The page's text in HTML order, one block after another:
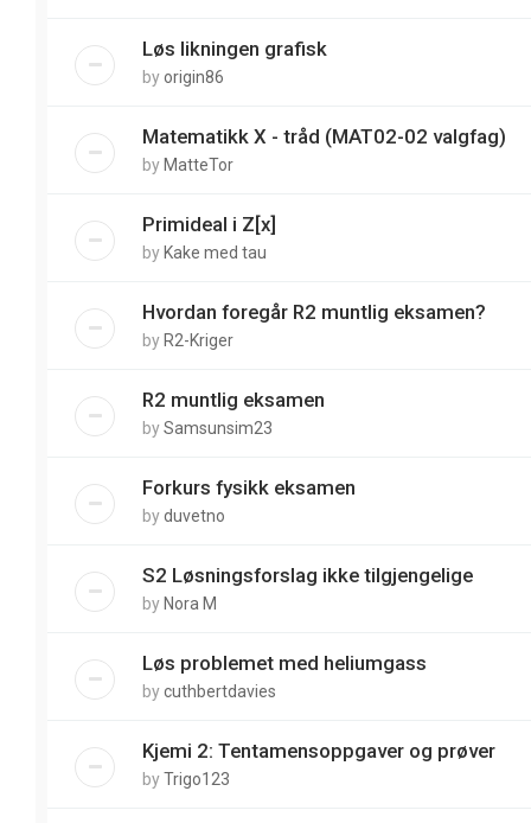
Løs likningen grafisk
byorigin86
Matematikk X - tråd (MAT02-02 valgfag)
by MatteTor
Primideal i Z[x]
by Kake med tau
Hvordan foregår R2 muntlig eksamen?
by R2-Kriger
R2 muntlig eksamen
bySamsunsim23
Forkurs fysikk eksamen
byduvetno
S2 Løsningsforslag ikke tilgjengelige
by Nora M
Løs problemet med heliumgass
bycuthbertdavies
Kjemi 2: Tentamensoppgaver og prøver
byTrigo123